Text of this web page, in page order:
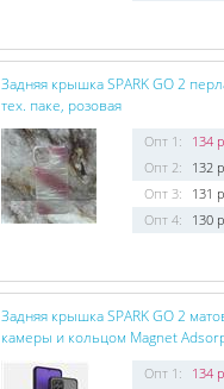
Задняя крышка SPARK GO 2
тех. паке, розовая
Опт 1:
134
Опт 2:
132
Опт 3:
131
Опт 4:
130
Задняя крышка SPARK GO 2
камеры и кольцом Magnet
Опт 1:
134